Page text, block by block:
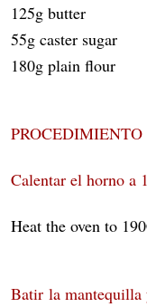
125g butter
55g caster sugar
180g plain flour
Calentar el horno a
Heat the oven to
Batir la mantequilla